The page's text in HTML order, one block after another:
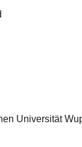
Universität